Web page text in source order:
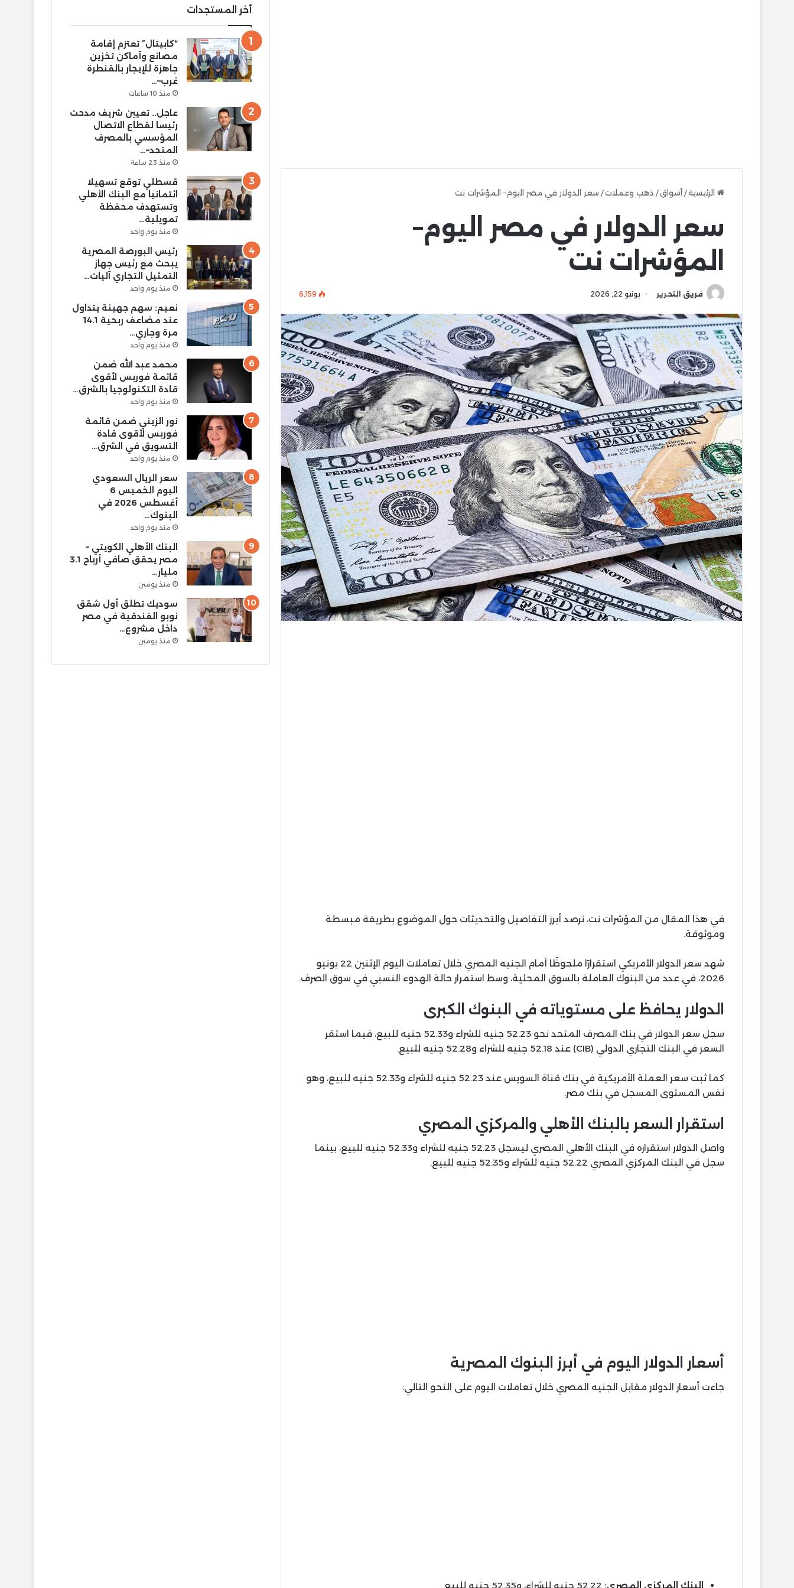
الرئيسية/ أسواق/ ذهب وعملات/ سعر الدولار في مصر اليوم– المؤشرات نت
سعر الدولار في مصر اليوم–
المؤشرات نت
فريق التحرير يونيو 22, 2026 6٬159
في هذا المقال من المؤشرات نت، نرصد أبرز التفاصيل والتحديثات حول الموضوع بطريقة مبسطة
وموثوقة.
شهد سعر الدولار الأمريكي استقرارًا ملحوظًا أمام الجنيه المصري خلال تعاملات اليوم الإثنين 22 يونيو
2026، في عدد من البنوك العاملة بالسوق المحلية، وسط استمرار حالة الهدوء النسبي في سوق الصرف.
الدولار يحافظ على مستوياته في البنوك الكبرى
سجل سعر الدولار في بنك المصرف المتحد نحو 52.23 جنيه للشراء و52.33 جنيه للبيع، فيما استقر
السعر في البنك التجاري الدولي (CIB) عند 52.18 جنيه للشراء و52.28 جنيه للبيع.
كما ثبت سعر العملة الأمريكية في بنك قناة السويس عند 52.23 جنيه للشراء و52.33 جنيه للبيع، وهو
نفس المستوى المسجل في بنك مصر.
استقرار السعر بالبنك الأهلي والمركزي المصري
واصل الدولار استقراره في البنك الأهلي المصري ليسجل 52.23 جنيه للشراء و52.33 جنيه للبيع، بينما
سجل في البنك المركزي المصري 52.22 جنيه للشراء و52.35 جنيه للبيع.
أسعار الدولار اليوم في أبرز البنوك المصرية
جاءت أسعار الدولار مقابل الجنيه المصري خلال تعاملات اليوم على النحو التالي:
البنك المركزي المصري:
أخر المستجدات
“كابيتال” تعتزم إقامة
مصانع وأماكن تخزين
جاهزة للإيجار بالقنطرة
غرب–…
منذ 10 ساعات
عاجل.. تعيين شريف مدحت
رئيسا لقطاع الاتصال
المؤسسي بالمصرف
المتحد–…
منذ 23 ساعة
قسطلي توقع تسهيلا
ائتمانيا مع البنك الأهلي
وتستهدف محفظة
تمويلية…
منذ يوم واحد
رئيس البورصة المصرية
يبحث مع رئيس جهاز
التمثيل التجاري آليات…
منذ يوم واحد
نعيم: سهم جهينة يتداول
عند مضاعف ربحية 14.1
مرة وجاري…
منذ يوم واحد
محمد عبد الله ضمن
قائمة فوربس لأقوى
قادة التكنولوجيا بالشرق…
منذ يوم واحد
نور الزيني ضمن قائمة
فوربس لأقوى قادة
التسويق في الشرق…
منذ يوم واحد
سعر الريال السعودي
اليوم الخميس 6
أغسطس 2026 في
البنوك…
منذ يوم واحد
البنك الأهلي الكويتي –
مصر يحقق صافي أرباح 3.1
مليار…
منذ يومين
سوديك تطلق أول شقق
نوبو الفندقية في مصر
داخل مشروع…
منذ يومين